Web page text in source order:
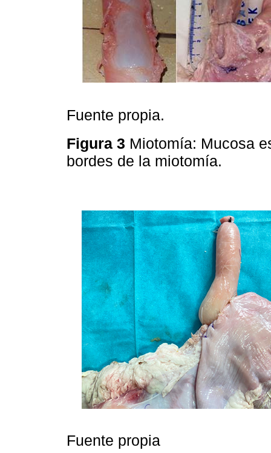
Fuente propia.
Figura 3 Miotomía: Mucosa
bordes de la miotomía.
Fuente propia